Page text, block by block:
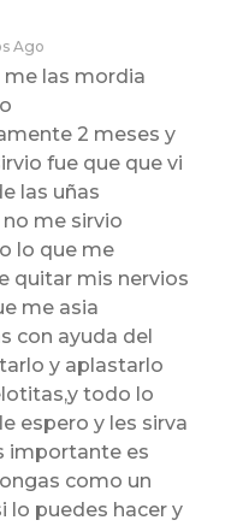
Ago
las mordia
2 meses y
fue que que vi
las uñas
me sirvio
lo que me
quitar mis nervios
me asia
con ayuda del
y aplastarlo
todo lo
espero y les sirva
importante es
como un
lo puedes hacer y